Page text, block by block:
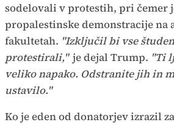
sodelovali v protestih, pri čemer
propalestinske demonstracije na
fakultetah. "Izključil bi vse
protestirali," je dejal Trump. "Ti
veliko napako. Odstranite jih in
ustavilo."
Ko je eden od donatorjev izrazil